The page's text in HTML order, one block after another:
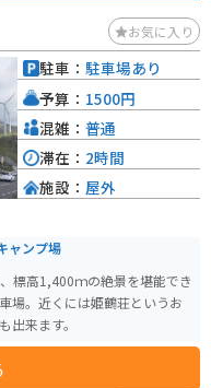
お気に入り
ャンプ場
標高1,400ｍの絶景を堪能でき
場。近くには姫鶴荘というお
出来ます。
駐車： 駐車場あり
予算： 1500円
混雑： 普通
滞在： 2時間
施設： 屋外